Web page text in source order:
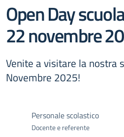
Open Day
22 novembre
Venite a visitare la nostra
Novembre 2025!
Personale scolastico
Docente e referente